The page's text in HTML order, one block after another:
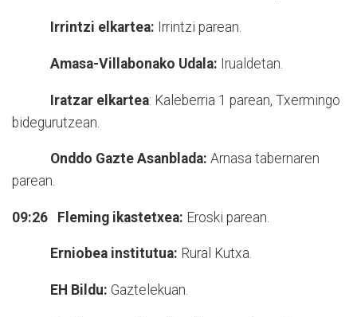
Irrintzi elkartea: Irrintzi parean.
Amasa-Villabonako Udala: Irualdetan.
Iratzar elkartea: Kaleberria 1 parean, Txermingo
bidegurutzean.
Onddo Gazte Asanblada: Arnasa tabernaren
parean.
09:26 Fleming ikastetxea: Eroski parean.
Erniobea institutua: Rural Kutxa.
EH Bildu: Gaztelekuan.